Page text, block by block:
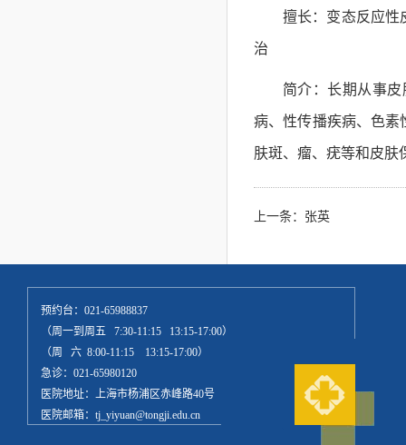
擅长：变态反应性
治
简介：长期从事
病、性传播疾病、色素
肤斑、瘤、疣等和皮肤
上一条： 张英
预约台：021-65988837
（周一到周五 7:30-11:15 13:15-17:00）
（周 六 8:00-11:15 13:15-17:00）
急诊：021-65980120
医院地址：上海市杨浦区赤峰路40号
医院邮箱：tj_yiyuan@tongji.edu.cn